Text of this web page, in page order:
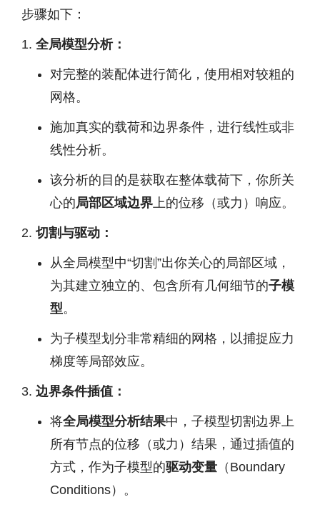
步骤如下：
全局模型分析：
对完整的装配体进行简化，使用相对较粗的
网格。
施加真实的载荷和边界条件，进行线性或非
线性分析。
该分析的目的是获取在整体载荷下，你所关
心的局部区域边界上的位移（或力）响应。
切割与驱动：
从全局模型中“切割”出你关心的局部区域，
为其建立独立的、包含所有几何细节的子模
型。
为子模型划分非常精细的网格，以捕捉应力
梯度等局部效应。
边界条件插值：
将全局模型分析结果中，子模型切割边界上
所有节点的位移（或力）结果，通过插值的
方式，作为子模型的驱动变量 （Boundary
Conditions）。